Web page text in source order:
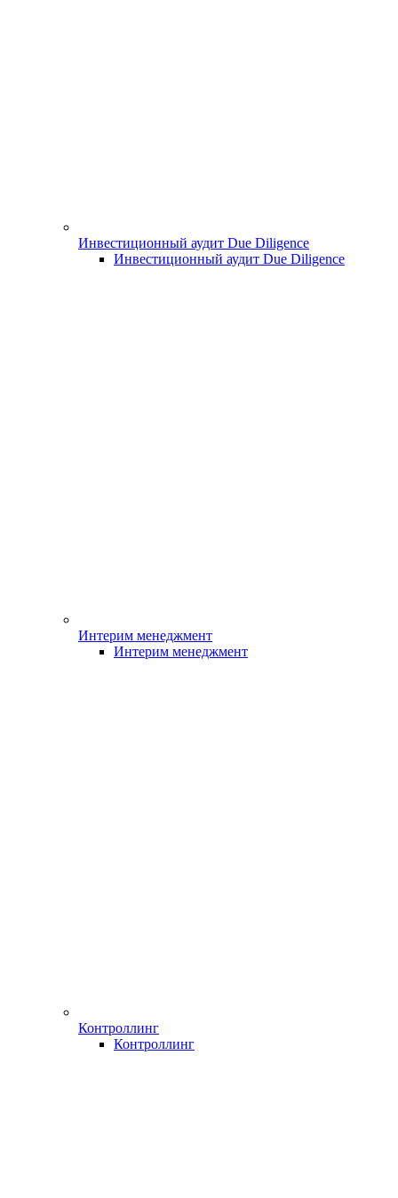
Инвестиционный аудит Due Diligence
Инвестиционный аудит Due Diligence
Интерим менеджмент
Интерим менеджмент
Контроллинг
Контроллинг